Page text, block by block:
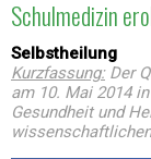
Schulmedizin
Selbstheilung
Kurzfassung:Der
am 10. Mai 2014
Gesundheit und